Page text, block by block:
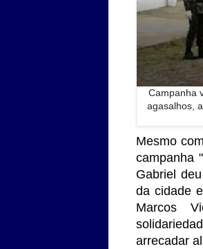
Campanha
agasalhos,
Mesmo
campanha
Gabriel
da cidade
Marcos
arrecadar